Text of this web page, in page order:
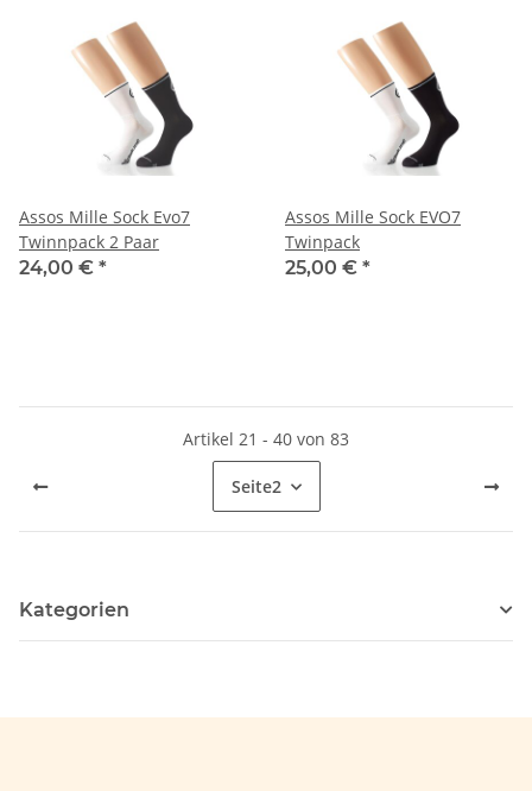
Assos Mille Sock Evo7
Twinnpack 2 Paar
24,00 € *
Assos Mille Sock EVO7
Twinpack
25,00 € *
Artikel 21 - 40 von 83
Seite2
Kategorien